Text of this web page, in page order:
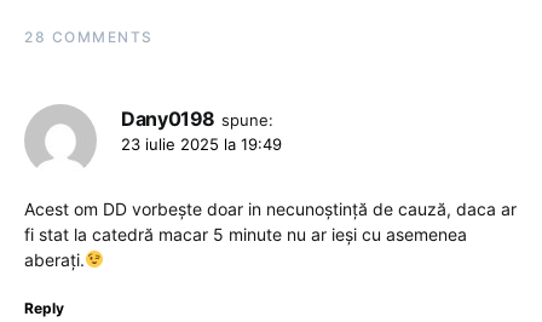
28 COMMENTS
Dany0198 spune:
23 iulie 2025 la 19:49
Acest om DD vorbește doar in necunoștință de cauză, daca ar
fi stat la catedră macar 5 minute nu ar ieși cu asemenea
aberați.
Reply